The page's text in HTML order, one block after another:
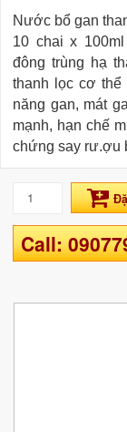
Nước bổ gan
10 chai x
đông trùng hạ
thanh lọc cơ
năng gan, mát
mạnh, hạn chế
chứng say rư.ợu
Call: